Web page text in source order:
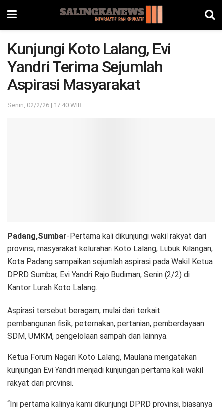
Kunjungi Koto Lalang, Evi
Yandri Terima Sejumlah
Aspirasi Masyarakat
Senin, 02/2/26 | 17:40 WIB
Padang,Sumbar-Pertama kali dikunjungi wakil rakyat dari
provinsi, masyarakat kelurahan Koto Lalang, Lubuk Kilangan,
Kota Padang sampaikan sejumlah aspirasi pada Wakil Ketua
DPRD Sumbar, Evi Yandri Rajo Budiman, Senin (2/2) di
Kantor Lurah Koto Lalang.
Aspirasi tersebut beragam, mulai dari terkait
pembangunan fisik, peternakan, pertanian, pemberdayaan
SDM, UMKM, pengelolaan sampah dan lainnya.
Ketua Forum Nagari Koto Lalang, Maulana mengatakan
kunjungan Evi Yandri menjadi kunjungan pertama kali wakil
rakyat dari provinsi.
“Ini pertama kalinya kami dikunjungi DPRD provinsi, biasanya